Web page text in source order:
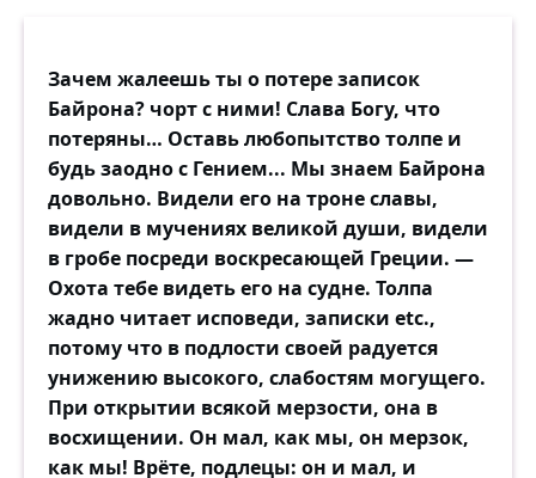
Зачем жалеешь ты о потере записок
Байрона? чорт с ними! Слава Богу, что
потеряны… Оставь любопытство толпе и
будь заодно с Гением... Мы знаем Байрона
довольно. Видели его на троне славы,
видели в мучениях великой души, видели
в гробе посреди воскресающей Греции. —
Охота тебе видеть его на судне. Толпа
жадно читает исповеди, записки etc.,
потому что в подлости своей радуется
унижению высокого, слабостям могущего.
При открытии всякой мерзости, она в
восхищении. Он мал, как мы, он мерзок,
как мы! Врёте, подлецы: он и мал, и